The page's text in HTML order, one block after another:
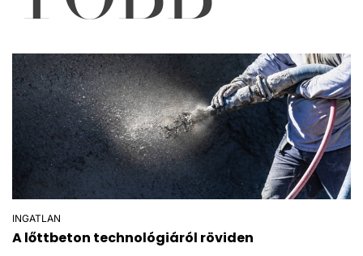
POSTED
IN
INGATLAN
A lőttbeton technológiáról röviden